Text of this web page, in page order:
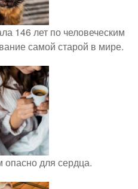
146 лет по человеческим
самой старой в мире.
для сердца.